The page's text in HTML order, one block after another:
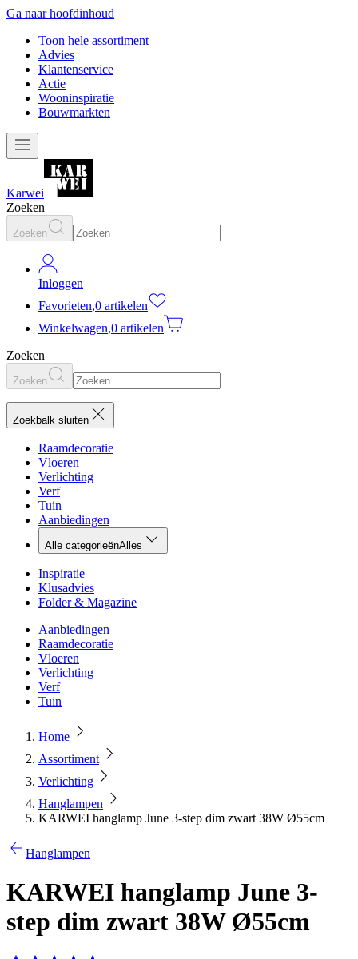
Ga naar hoofdinhoud
Toon hele assortiment
Advies
Klantenservice
Actie
Wooninspiratie
Bouwmarkten
Karwei
Zoeken
Zoeken
Inloggen
Favorieten,0 artikelen
Winkelwagen,0 artikelen
Zoeken
Zoeken
Zoekbalk sluiten
Raamdecoratie
Vloeren
Verlichting
Verf
Tuin
Aanbiedingen
Alle categorieënAlles
Inspiratie
Klusadvies
Folder & Magazine
Aanbiedingen
Raamdecoratie
Vloeren
Verlichting
Verf
Tuin
Home
Assortiment
Verlichting
Hanglampen
KARWEI hanglamp June 3-step dim zwart 38W Ø55cm
Hanglampen
KARWEI hanglamp June 3-
step dim zwart 38W Ø55cm